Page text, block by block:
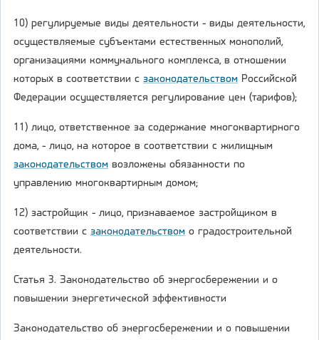
10) регулируемые виды деятельности - виды деятельности,
осуществляемые субъектами естественных монополий,
организациями коммунального комплекса, в отношении
которых в соответствии с законодательством Российской
Федерации осуществляется регулирование цен (тарифов);
11) лицо, ответственное за содержание многоквартирного
дома, - лицо, на которое в соответствии с жилищным
законодательством возложены обязанности по
управлению многоквартирным домом;
12) застройщик - лицо, признаваемое застройщиком в
соответствии с законодательством о градостроительной
деятельности.
Статья 3. Законодательство об энергосбережении и о
повышении энергетической эффективности
Законодательство об энергосбережении и о повышении